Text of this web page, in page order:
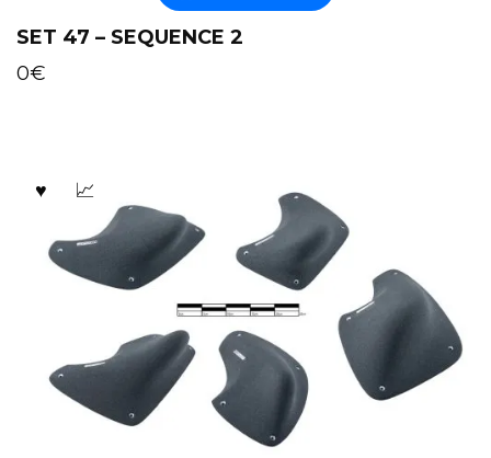
SET 47 – SEQUENCE 2
0€